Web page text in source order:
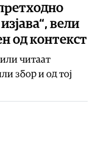
вели
од контекст
или читаат
збор и од тој